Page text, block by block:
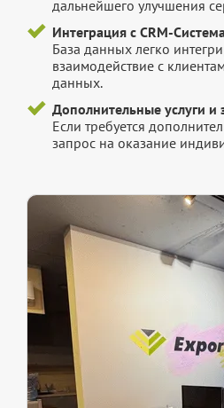
дальнейшего улучшения
Интеграция с CRM-
База данных легко
взаимодействие с
данных.
Дополнительные услуги и
Если требуется
запрос на оказание